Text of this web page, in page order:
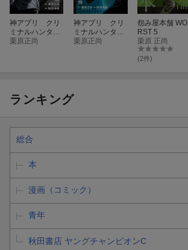
神アプリ クリ
ミナルハンタ
ー 3
栗原正尚
神アプリ クリ
ミナルハンタ
ー 1
栗原正尚
怨み屋本舗 WO
RST 5
栗原 正尚
(2件)
ランキング
総合
本
漫画（コミック）
青年
秋田書店 ヤングチャンピオンC